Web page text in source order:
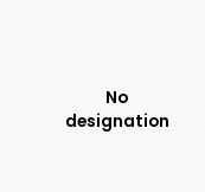
No
designation